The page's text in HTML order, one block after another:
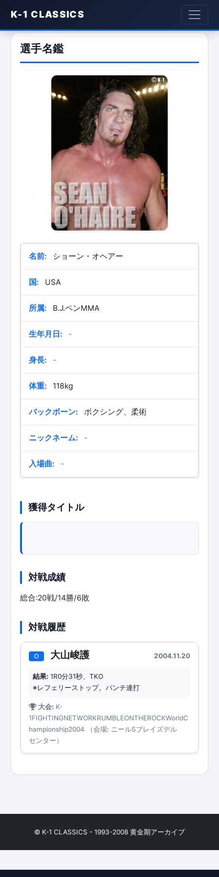
K-1 CLASSICS
選手名鑑
名前: ショーン・オヘアー
国: USA
所属: B.J.ペンMMA
生年月日: -
身長: -
体重: 118kg
バックボーン: ボクシング、柔術
ニックネーム: -
入場曲: -
獲得タイトル
対戦成績
総合:20戦/14勝/6敗
対戦履歴
○ 大山峻護 2004.11.20
結果: 1R0分31秒、TKO
※レフェリーストップ。パンチ連打
大会: K-
1FIGHTINGNETWORKRUMBLEONTHEROCKWorldC
hampionship2004 （会場: ニールSブレイズデル
センター）
© K-1 CLASSICS - 1993-2008 黄金期アーカイブ